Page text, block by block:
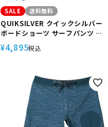
SALE 送料無料
QUIKSILVER クイックシルバー
ボードショーツ サーフパンツ サ
ーフショーツ サーフィン メンズ
撥水 ストレッチ 19インチ
¥4,895税込